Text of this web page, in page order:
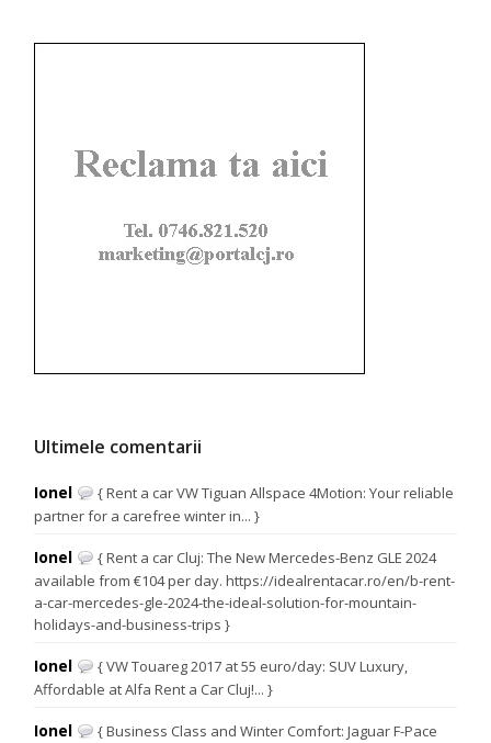
Ultimele comentarii
Ionel
{ Rent a car VW Tiguan Allspace 4Motion: Your reliable
partner for a carefree winter in... }
Ionel
{ Rent a car Cluj: The New Mercedes-Benz GLE 2024
available from €104 per day. https://idealrentacar.ro/en/b-rent-
a-car-mercedes-gle-2024-the-ideal-solution-for-mountain-
holidays-and-business-trips }
Ionel
{ VW Touareg 2017 at 55 euro/day: SUV Luxury,
Affordable at Alfa Rent a Car Cluj!... }
Ionel
{ Business Class and Winter Comfort: Jaguar F-Pace